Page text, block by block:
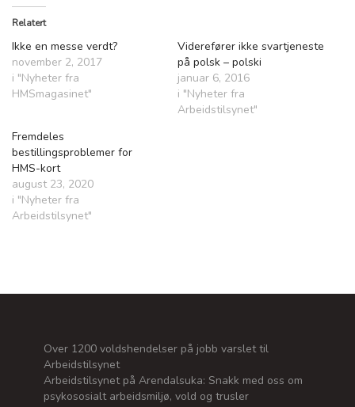
Relatert
Ikke en messe verdt?
november 2, 2017
i "Nyheter fra
HMSmagasinet"
Viderefører ikke svartjeneste
på polsk – polski
januar 6, 2016
i "Nyheter fra
Arbeidstilsynet"
Fremdeles
bestillingsproblemer for
HMS-kort
august 23, 2020
i "Nyheter fra
Arbeidstilsynet"
Over 1200 voldshendelser på jobb varslet til
Arbeidstilsynet
Arbeidstilsynet på Arendalsuka: Snakk med oss om
psykososialt arbeidsmiljø, vold og trusler